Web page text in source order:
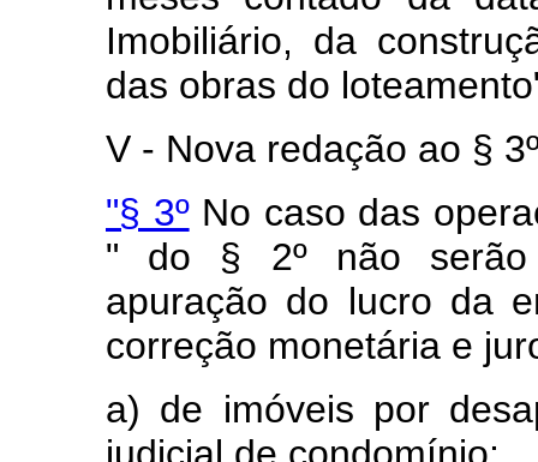
Imobiliário, da
das obras do
V - Nova redação ao §
"§ 3ºNo caso das
" do § 2º não serão
apuração do lucro da
correção monetária e
a) de imóveis por